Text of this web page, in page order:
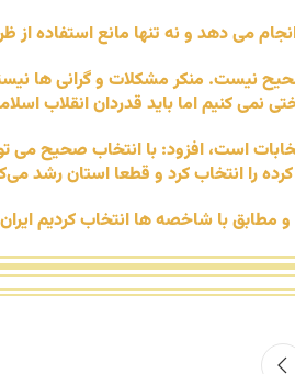
می دهد و نه تنها مانع استفاده
نیست. منکر مشکلات و گرانی ها
کنیم اما باید قدردان انقلاب
است، افزود: با انتخاب صحیح
را انتخاب کرد و قطعا استان رشد
با شاخصه ها انتخاب کردیم